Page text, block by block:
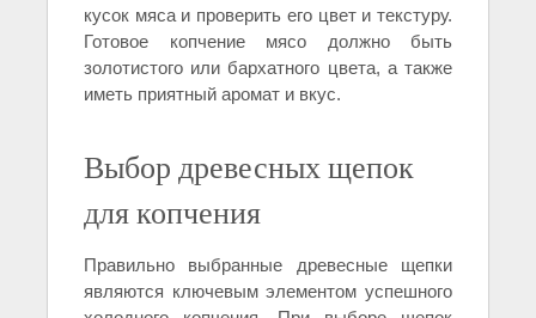
кусок мяса и проверить его цвет и текстуру.
Готовое копчение мясо должно быть
золотистого или бархатного цвета, а также
иметь приятный аромат и вкус.
Выбор древесных щепок
для копчения
Правильно выбранные древесные щепки
являются ключевым элементом успешного